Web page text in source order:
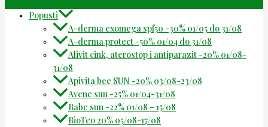
Popusti
A-derma exomega spf50 -30% 01/05 do 31/08
A-derma protect -50% 01/04 do 31/08
Alivit cink, aterostop i antiparazit -20% 01/08-
31/08
Apivita bee SUN -20% 03/08-23/08
Avene sun -25% 01/04-31/08
Babe sun -22% 01/08 – 15/08
BioTeo 20% 05/08-17/08